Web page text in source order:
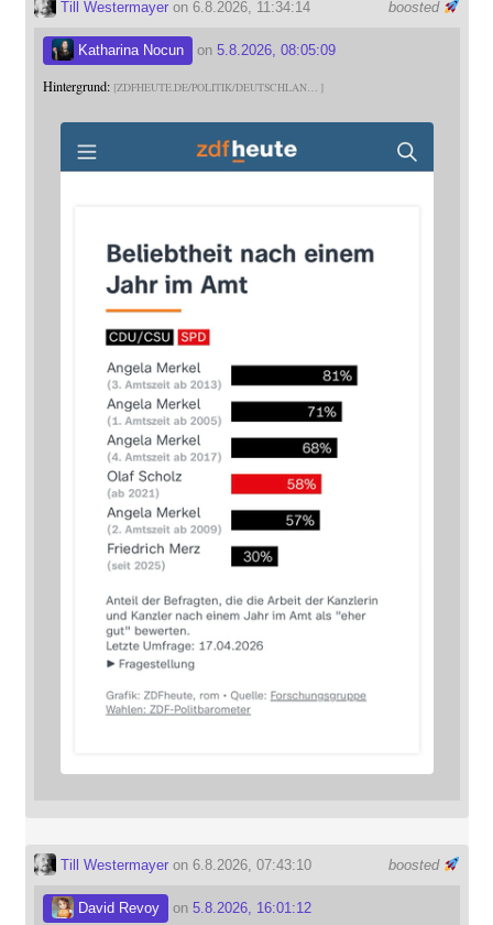
boosted
Till Westermayeron 6.8.2026, 11:34:14
Katharina Nocun on 5.8.2026, 08:05:09
Hintergrund: ZDFHEUTE.DE/POLITIK/DEUTSCHLAN
boosted
Till Westermayeron 6.8.2026, 07:43:10
David Revoy on 5.8.2026, 16:01:12